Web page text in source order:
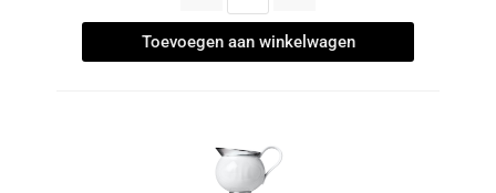
Toevoegen aan winkelwagen